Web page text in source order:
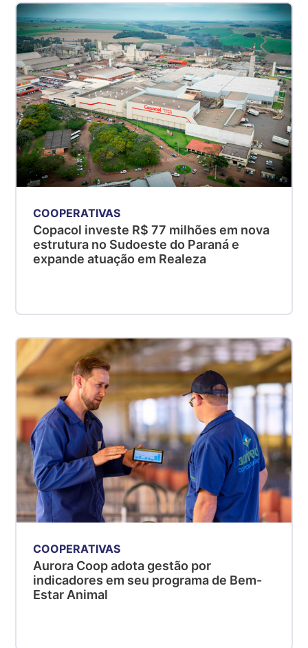
COOPERATIVAS
Copacol investe R$ 77 milhões em nova
estrutura no Sudoeste do Paraná e
expande atuação em Realeza
COOPERATIVAS
Aurora Coop adota gestão por
indicadores em seu programa de Bem-
Estar Animal